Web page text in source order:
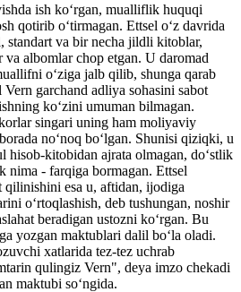
ish ko‘rgan, mualliflik huquqi
qotirib o‘tirmagan. Ettsel o‘z davrida
standart va bir necha jildli kitoblar,
albomlar chop etgan. U daromad
o‘ziga jalb qilib, shunga qarab
garchand adliya sohasini sabot
ko‘zini umuman bilmagan.
singari uning ham moliyaviy
no‘noq bo‘lgan. Shunisi qiziqki, u
hisob-kitobidan ajrata olmagan, do‘stlik
nima - farqiga bormagan. Ettsel
qilinishini esa u, aftidan, ijodiga
o‘rtoqlashish, deb tushungan, noshir
beradigan ustozni ko‘rgan. Bu
yozgan maktublari dalil bo‘la oladi.
xatlarida tez-tez uchrab
qulingiz Vern", deya imzo chekadi
maktubi so‘ngida.